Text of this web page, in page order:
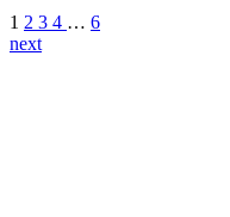
1 2 3 4 … 6
next